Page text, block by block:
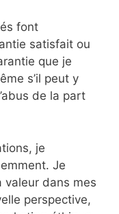
font
satisfait ou
que je
s’il peut y
de la part
je
Je
valeur dans mes
perspective,